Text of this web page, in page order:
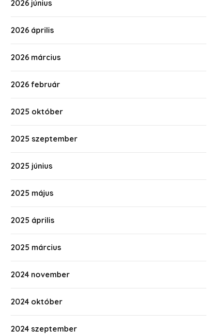
2026 június
2026 április
2026 március
2026 február
2025 október
2025 szeptember
2025 június
2025 május
2025 április
2025 március
2024 november
2024 október
2024 szeptember